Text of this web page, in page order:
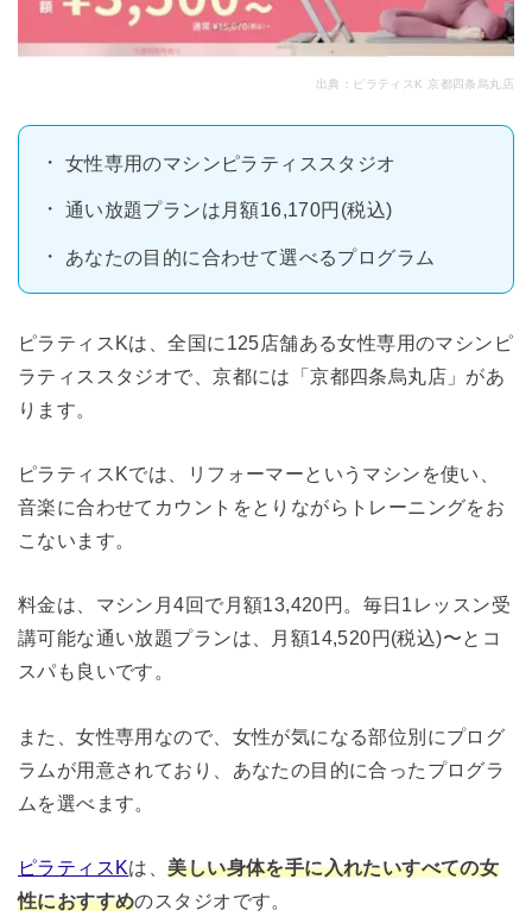
出典： ピラティスK 京都四条烏丸店
女性専用のマシンピラティススタジオ
通い放題プランは月額16,170円(税込)
あなたの目的に合わせて選べるプログラム
ピラティスKは、全国に125店舗ある女性専用のマシンピ
ラティススタジオで、京都には「京都四条烏丸店」があ
ります。
ピラティスKでは、リフォーマーというマシンを使い、
音楽に合わせてカウントをとりながらトレーニングをお
こないます。
料金は、マシン月4回で月額13,420円。毎日1レッスン受
講可能な通い放題プランは、月額14,520円(税込)〜とコ
スパも良いです。
また、女性専用なので、女性が気になる部位別にプログ
ラムが用意されており、あなたの目的に合ったプログラ
ムを選べます。
ピラティスKは、美しい身体を手に入れたいすべての女
性におすすめのスタジオです。